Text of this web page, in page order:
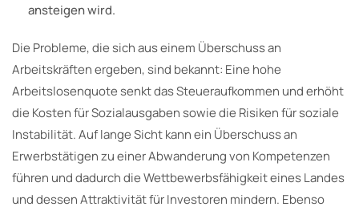
ansteigen wird.
Die Probleme, die sich aus einem Überschuss an
Arbeitskräften ergeben, sind bekannt: Eine hohe
Arbeitslosenquote senkt das Steueraufkommen und erhöht
die Kosten für Sozialausgaben sowie die Risiken für soziale
Instabilität. Auf lange Sicht kann ein Überschuss an
Erwerbstätigen zu einer Abwanderung von Kompetenzen
führen und dadurch die Wettbewerbsfähigkeit eines Landes
und dessen Attraktivität für Investoren mindern. Ebenso